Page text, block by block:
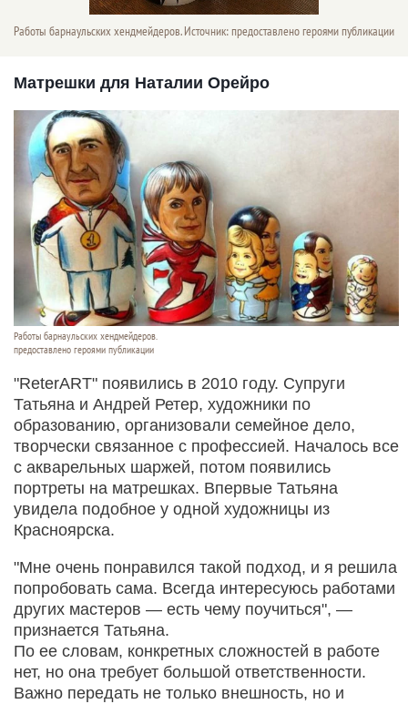
Работы барнаульских хендмейдеров. Источник: предоставлено героями публикации
Матрешки для Наталии Орейро
Работы барнаульских хендмейдеров.
предоставлено героями публикации
"ReterART" появились в 2010 году. Супруги
Татьяна и Андрей Ретер, художники по
образованию, организовали семейное дело,
творчески связанное с профессией. Началось все
с акварельных шаржей, потом появились
портреты на матрешках. Впервые Татьяна
увидела подобное у одной художницы из
Красноярска.
"Мне очень понравился такой подход, и я решила
попробовать сама. Всегда интересуюсь работами
других мастеров — есть чему поучиться", —
признается Татьяна.
По ее словам, конкретных сложностей в работе
нет, но она требует большой ответственности.
Важно передать не только внешность, но и